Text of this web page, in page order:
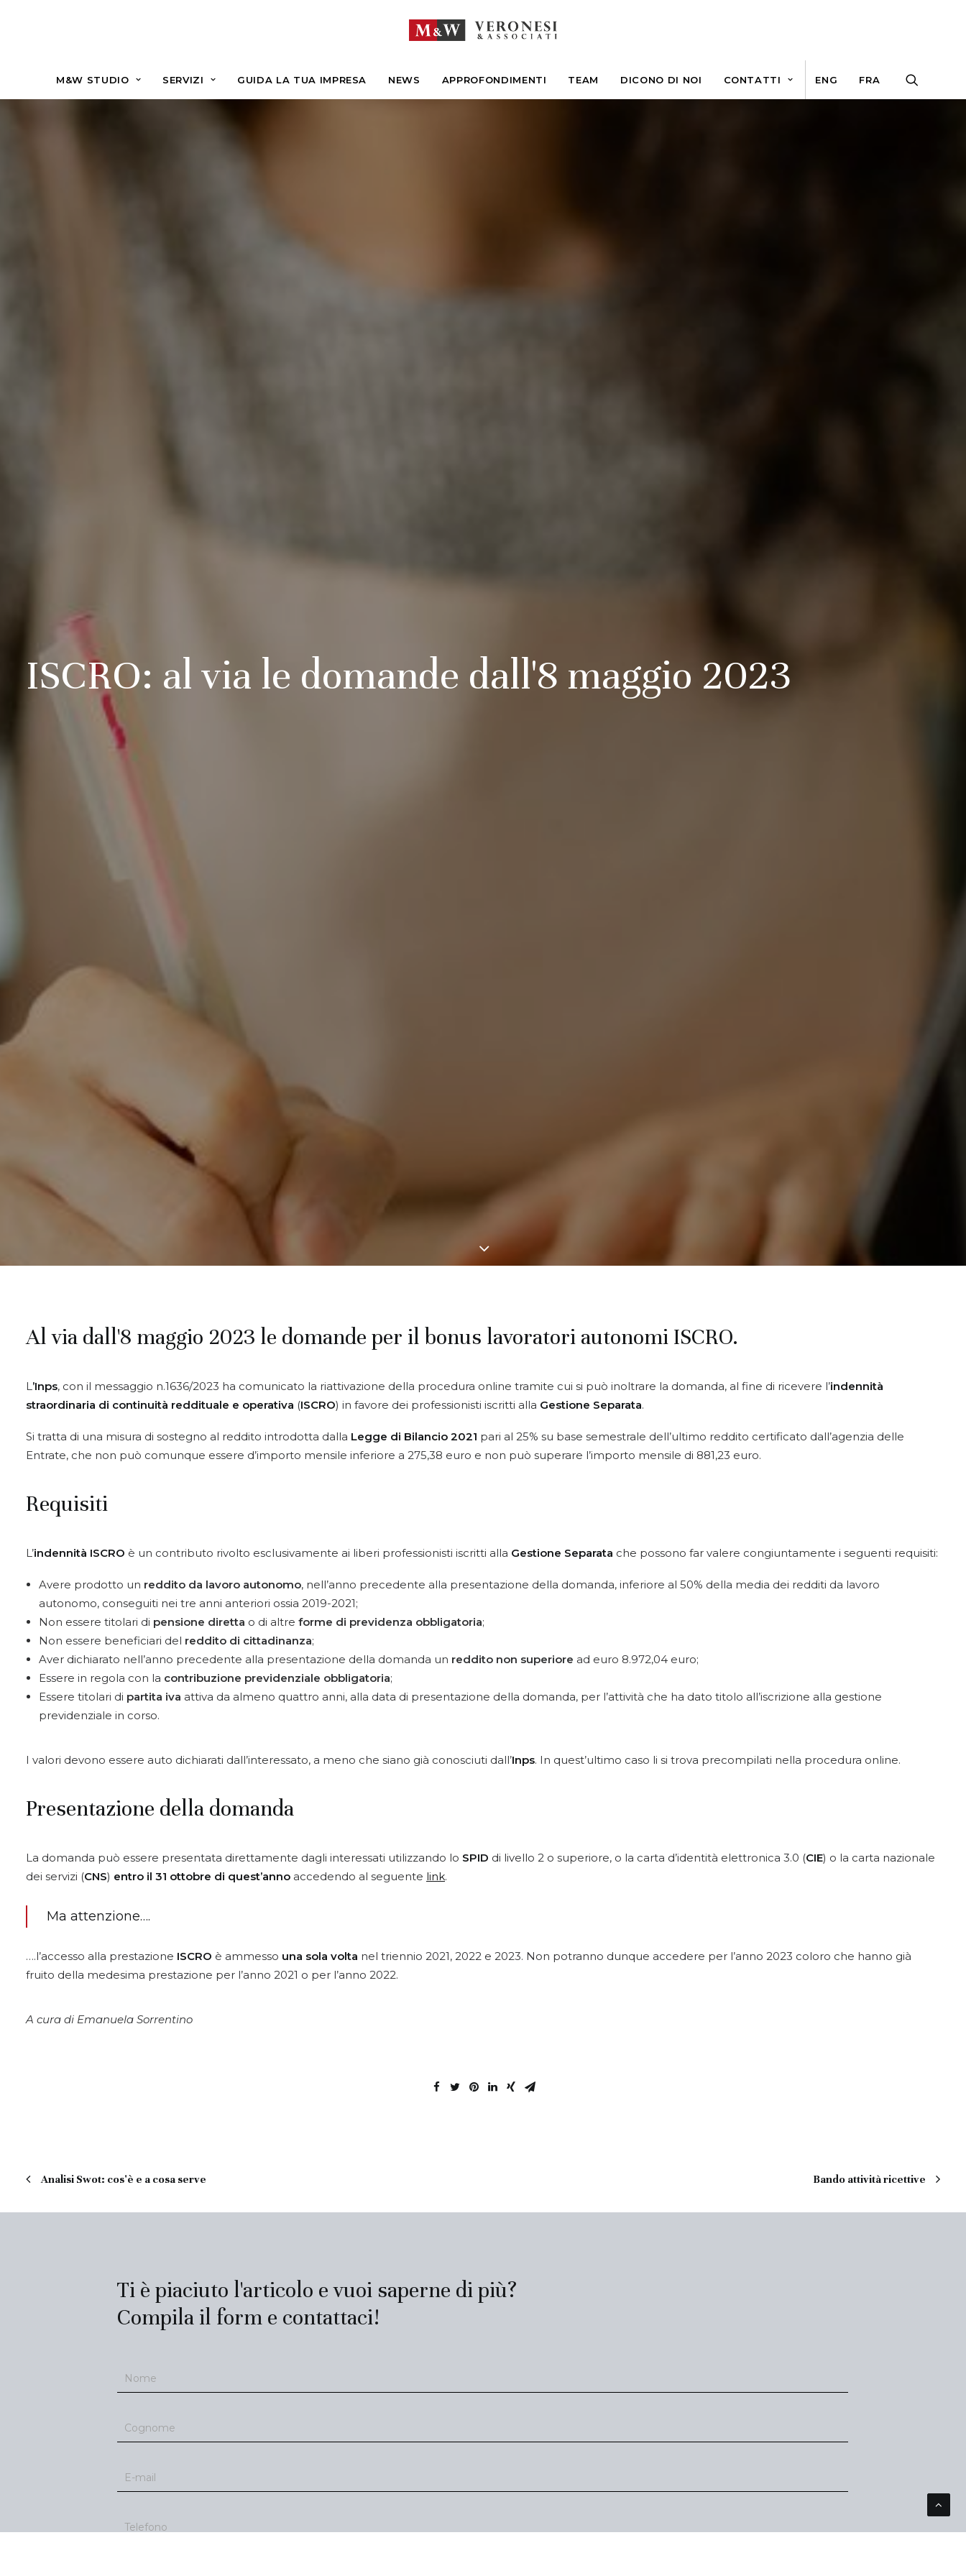
M&W STUDIO SERVIZI GUIDA LA TUA IMPRESA NEWS APPROFONDIMENTI TEAM DICONO DI NOI CONTATTI ENG FRA
ISCRO: al via le domande dall'8 maggio 2023
Al via dall'8 maggio 2023 le domande per il bonus lavoratori autonomi ISCRO.
L’Inps, con il messaggio n.1636/2023 ha comunicato la riattivazione della procedura online tramite cui si può inoltrare la domanda, al fine di ricevere l’indennità
straordinaria di continuità reddituale e operativa (ISCRO) in favore dei professionisti iscritti alla Gestione Separata.
Si tratta di una misura di sostegno al reddito introdotta dalla Legge di Bilancio 2021 pari al 25% su base semestrale dell’ultimo reddito certificato dall’agenzia delle
Entrate, che non può comunque essere d’importo mensile inferiore a 275,38 euro e non può superare l’importo mensile di 881,23 euro.
Requisiti
L’indennità ISCRO è un contributo rivolto esclusivamente ai liberi professionisti iscritti alla Gestione Separata che possono far valere congiuntamente i seguenti requisiti:
Avere prodotto un reddito da lavoro autonomo, nell’anno precedente alla presentazione della domanda, inferiore al 50% della media dei redditi da lavoro
autonomo, conseguiti nei tre anni anteriori ossia 2019-2021;
Non essere titolari di pensione diretta o di altre forme di previdenza obbligatoria;
Non essere beneficiari del reddito di cittadinanza;
Aver dichiarato nell’anno precedente alla presentazione della domanda un reddito non superiore ad euro 8.972,04 euro;
Essere in regola con la contribuzione previdenziale obbligatoria;
Essere titolari di partita iva attiva da almeno quattro anni, alla data di presentazione della domanda, per l’attività che ha dato titolo all’iscrizione alla gestione
previdenziale in corso.
I valori devono essere auto dichiarati dall’interessato, a meno che siano già conosciuti dall’Inps. In quest’ultimo caso li si trova precompilati nella procedura online.
Presentazione della domanda
La domanda può essere presentata direttamente dagli interessati utilizzando lo SPID di livello 2 o superiore, o la carta d’identità elettronica 3.0 (CIE) o la carta nazionale
dei servizi (CNS) entro il 31 ottobre di quest’anno accedendo al seguente link.
Ma attenzione….
….l’accesso alla prestazione ISCRO è ammesso una sola volta nel triennio 2021, 2022 e 2023. Non potranno dunque accedere per l’anno 2023 coloro che hanno già
fruito della medesima prestazione per l’anno 2021 o per l’anno 2022.
A cura di Emanuela Sorrentino
Analisi Swot: cos'è e a cosa serve Bando attività ricettive
Ti è piaciuto l'articolo e vuoi saperne di più?
Compila il form e contattaci!